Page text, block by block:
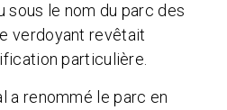
sous le nom du parc des
verdoyant revêtait
particulière.
a renommé le parc en